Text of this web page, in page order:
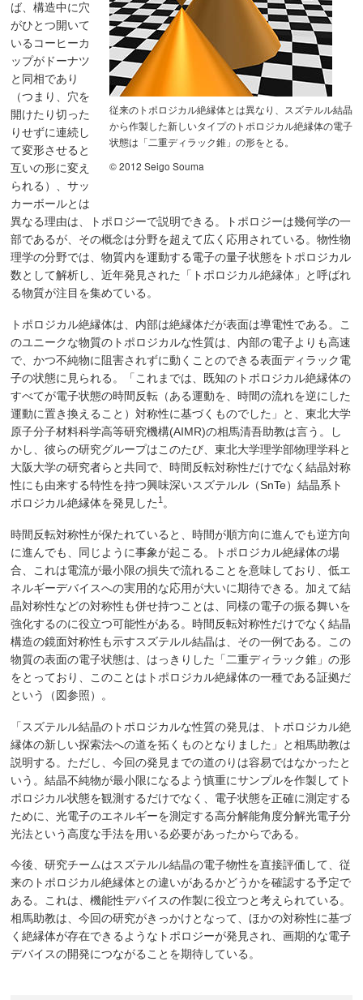
従来のトポロジカル絶縁体とは異なり、スズテルル結晶
から作製した新しいタイプのトポロジカル絶縁体の電子
状態は「二重ディラック錐」の形をとる。
© 2012 Seigo Souma
ば、構造中に穴
がひとつ開いて
いるコーヒーカ
ップがドーナツ
と同相であり
（つまり、穴を
開けたり切った
りせずに連続し
て変形させると
互いの形に変え
られる）、サッ
カーボールとは
異なる理由は、トポロジーで説明できる。トポロジーは幾何学の一
部であるが、その概念は分野を超えて広く応用されている。物性物
理学の分野では、物質内を運動する電子の量子状態をトポロジカル
数として解析し、近年発見された「トポロジカル絶縁体」と呼ばれ
る物質が注目を集めている。
トポロジカル絶縁体は、内部は絶縁体だが表面は導電性である。こ
のユニークな物質のトポロジカルな性質は、内部の電子よりも高速
で、かつ不純物に阻害されずに動くことのできる表面ディラック電
子の状態に見られる。「これまでは、既知のトポロジカル絶縁体の
すべてが電子状態の時間反転（ある運動を、時間の流れを逆にした
運動に置き換えること）対称性に基づくものでした」と、東北大学
原子分子材料科学高等研究機構(AIMR)の相馬清吾助教は言う。し
かし、彼らの研究グループはこのたび、東北大学理学部物理学科と
大阪大学の研究者らと共同で、時間反転対称性だけでなく結晶対称
性にも由来する特性を持つ興味深いスズテルル（SnTe）結晶系ト
ポロジカル絶縁体を発見した1 。
時間反転対称性が保たれていると、時間が順方向に進んでも逆方向
に進んでも、同じように事象が起こる。トポロジカル絶縁体の場
合、これは電流が最小限の損失で流れることを意味しており、低エ
ネルギーデバイスへの実用的な応用が大いに期待できる。加えて結
晶対称性などの対称性も併せ持つことは、同様の電子の振る舞いを
強化するのに役立つ可能性がある。時間反転対称性だけでなく結晶
構造の鏡面対称性も示すスズテルル結晶は、その一例である。この
物質の表面の電子状態は、はっきりした「二重ディラック錐」の形
をとっており、このことはトポロジカル絶縁体の一種である証拠だ
という（図参照）。
「スズテルル結晶のトポロジカルな性質の発見は、トポロジカル絶
縁体の新しい探索法への道を拓くものとなりました」と相馬助教は
説明する。ただし、今回の発見までの道のりは容易ではなかったと
いう。結晶不純物が最小限になるよう慎重にサンプルを作製してト
ポロジカル状態を観測するだけでなく、電子状態を正確に測定する
ために、光電子のエネルギーを測定する高分解能角度分解光電子分
光法という高度な手法を用いる必要があったからである。
今後、研究チームはスズテルル結晶の電子物性を直接評価して、従
来のトポロジカル絶縁体との違いがあるかどうかを確認する予定で
ある。これは、機能性デバイスの作製に役立つと考えられている。
相馬助教は、今回の研究がきっかけとなって、ほかの対称性に基づ
く絶縁体が存在できるようなトポロジーが発見され、画期的な電子
デバイスの開発につながることを期待している。